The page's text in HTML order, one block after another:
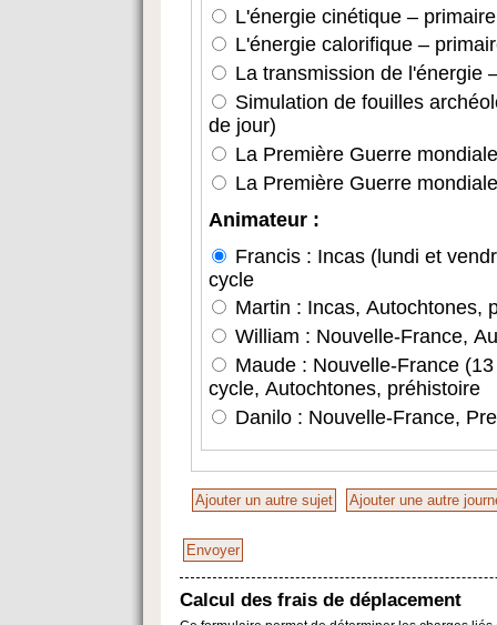
L'énergie cinétique – primaire
L'énergie calorifique –
La transmission de l'énergie
Simulation de fouilles
de jour)
La Première Guerre
La Première Guerre
Animateur :
Francis : Incas (lundi et
cycle
Martin : Incas, Autochtones,
William : Nouvelle-France,
Maude : Nouvelle-France
cycle, Autochtones, préhistoire
Danilo : Nouvelle-France,
Calcul des frais de déplacement